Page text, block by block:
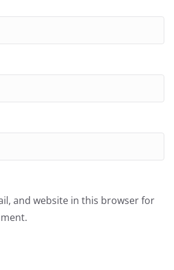
and website in this browser for